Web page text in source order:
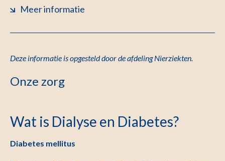
Meer informatie
Deze informatie is opgesteld door de afdeling Nierziekten.
Onze zorg
Wat is Dialyse en Diabetes?
Diabetes mellitus